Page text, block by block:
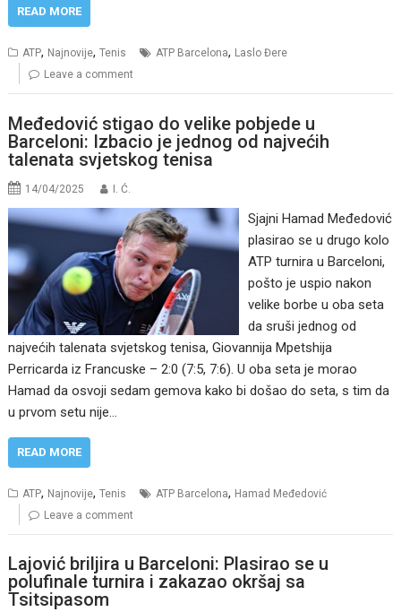
READ MORE
ATP, Najnovije,Tenis ATP Barcelona, Laslo Đere
Leave a comment
Međedović stigao do velike pobjede u
Barceloni: Izbacio je jednog od najvećih
talenata svjetskog tenisa
14/04/2025 I. Ć.
Sjajni Hamad Međedović
plasirao se u drugo kolo
ATP turnira u Barceloni,
pošto je uspio nakon
velike borbe u oba seta
da sruši jednog od
najvećih talenata svjetskog tenisa, Giovannija Mpetshija
Perricarda iz Francuske – 2:0 (7:5, 7:6). U oba seta je morao
Hamad da osvoji sedam gemova kako bi došao do seta, s tim da
u prvom setu nije…
READ MORE
ATP, Najnovije,Tenis ATP Barcelona, Hamad Međedović
Leave a comment
Lajović briljira u Barceloni: Plasirao se u
polufinale turnira i zakazao okršaj sa
Tsitsipasom